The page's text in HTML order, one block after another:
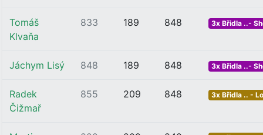
Tomáš
Klvaňa
833 189 848 3x Břidla ..-
Jáchym Lisý 848 189 848 3x Břidla ..-
Radek
Čižmař
855 209 848 3x Břidla .. -